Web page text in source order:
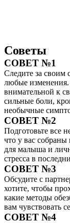
Советы
СОВЕТ №1
Следите за своим
любые
внимательной к
сильные боли,
необычные
СОВЕТ №2
Подготовьте все
что у вас
для малыша и
стресса в
СОВЕТ №3
Обсудите с
хотите, чтобы
какие методы
вам чувствовать
СОВЕТ №4